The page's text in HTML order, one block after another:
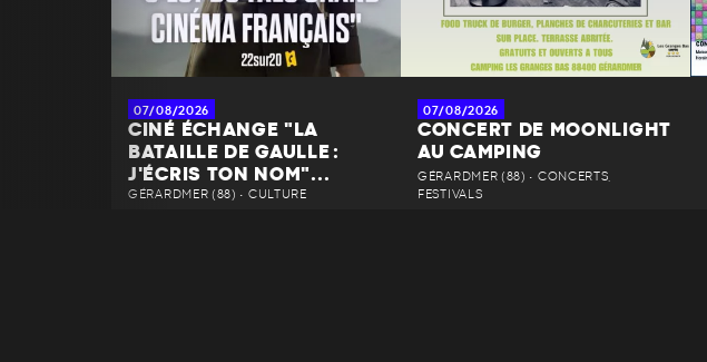
07/08/2026
CINÉ ÉCHANGE "LA
BATAILLE DE GAULLE :
J'ÉCRIS TON NOM"...
GÉRARDMER (88) • CULTURE
07/08/2026
CONCERT DE MOONLIGHT
AU CAMPING
GÉRARDMER (88) • CONCERTS,
FESTIVALS